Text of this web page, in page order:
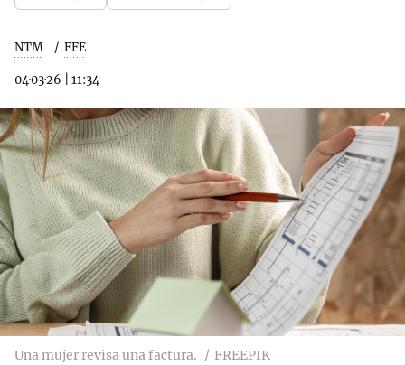
NTM EFE
04·03·26 11:34
Una mujer revisa una factura. FREEPIK